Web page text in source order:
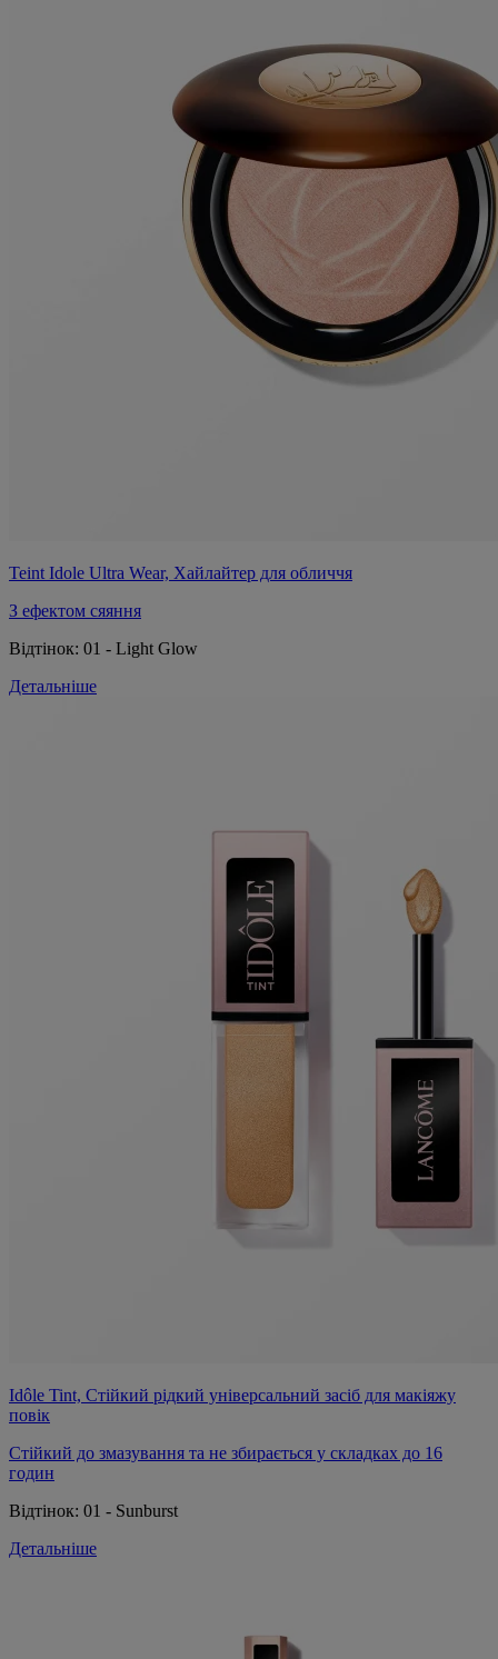
Teint Idole Ultra Wear, Хайлайтер для обличчя
З ефектом сяяння
Відтінок: 01 - Light Glow
Детальніше
Idôle Tint, Стійкий рідкий універсальний засіб для макіяжу
повік
Стійкий до змазування та не збирається у складках до 16
годин
Відтінок: 01 - Sunburst
Детальніше